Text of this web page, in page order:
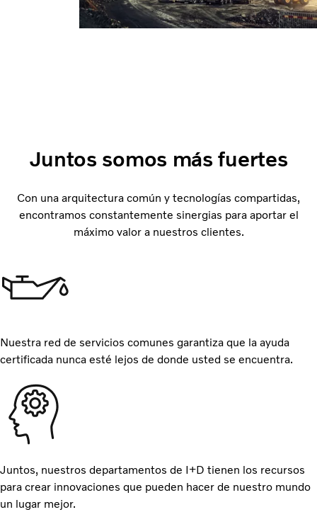
Juntos somos más fuertes
Con una arquitectura común y tecnologías compartidas,
encontramos constantemente sinergias para aportar el
máximo valor a nuestros clientes.
Nuestra red de servicios comunes garantiza que la ayuda
certificada nunca esté lejos de donde usted se encuentra.
Juntos, nuestros departamentos de I+D tienen los recursos
para crear innovaciones que pueden hacer de nuestro mundo
un lugar mejor.